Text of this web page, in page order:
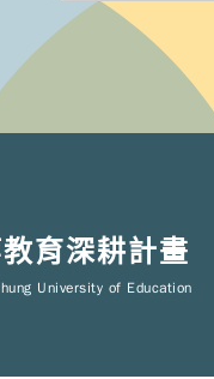
育深耕計畫
University of Education